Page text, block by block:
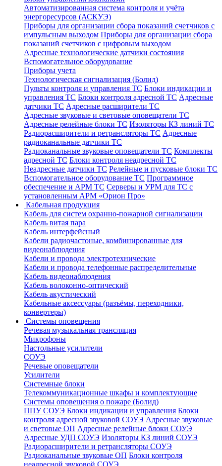
Автоматизированная система контроля и учёта
энергоресурсов (АСКУЭ)
Приборы для организации сбора показаний счетчиков с
импульсным выходом Приборы для организации сбора
показаний счетчиков с цифровым выходом
Адресные технологические датчики состояния
Вспомогательное оборудование
Приборы учета
Технологическая сигнализация (Болид)
Пульты контроля и управления ТС Блоки индикации и
управления ТС Блоки контроля адресной ТС Адресные
датчики ТС Адресные расширители ТС
Адресные звуковые и световые оповещатели ТС
Адресные релейные блоки ТС Изоляторы КЗ линий ТС
Радиорасширители и ретрансляторы ТС Адресные
радиоканальные датчики ТС
Радиоканальные звуковые оповещатели ТС Комплекты
адресной ТС Блоки контроля неадресной ТС
Неадресные датчики ТС Релейные и пусковые блоки ТС
Вспомогательное оборудование ТС Программное
обеспечение и АРМ ТС Серверы и УРМ для ТС с
установленным АРМ «Орион Про»
Кабельная продукция
Кабель для систем охранно-пожарной сигнализации
Кабель витая пара
Кабель интерфейсный
Кабели радиочастоные, комбинированные для
видеонаблюдения
Кабели и провода электротехнические
Кабели и провода телефонные распределительные
Кабель видеонаблюдения
Кабель волоконно-оптический
Кабель акустический
Кабельные аксессуары (разъёмы, переходники,
конвертеры)
Системы оповещения
Речевая музыкальная трансляция
Микрофоны
Настольные усилители
СОУЭ
Речевые оповещатели
Усилители
Системные блоки
Телекоммуникационные шкафы и комплектующие
Системы оповещения о пожаре (Болид)
ППУ СОУЭ Блоки индикации и управления Блоки
контроля адресной звуковой СОУЭ Адресные звуковые
и световые ОП Адресные релейные блоки СОУЭ
Адресные УДП СОУЭ Изоляторы КЗ линий СОУЭ
Радиорасширители и ретрансляторы СОУЭ
Радиоканальные звуковые ОП Блоки контроля
неадресной звуковой СОУЭ